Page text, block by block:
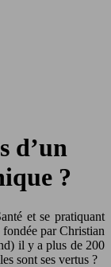
d’un
?
fondée par Christian
il y a plus de 200
sont ses vertus ?